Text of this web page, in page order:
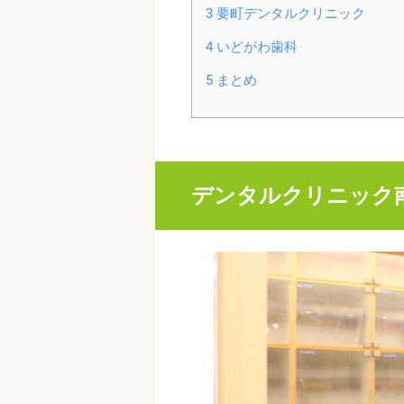
3要町デンタルクリニック
4いどがわ歯科
5まとめ
デンタルクリニック